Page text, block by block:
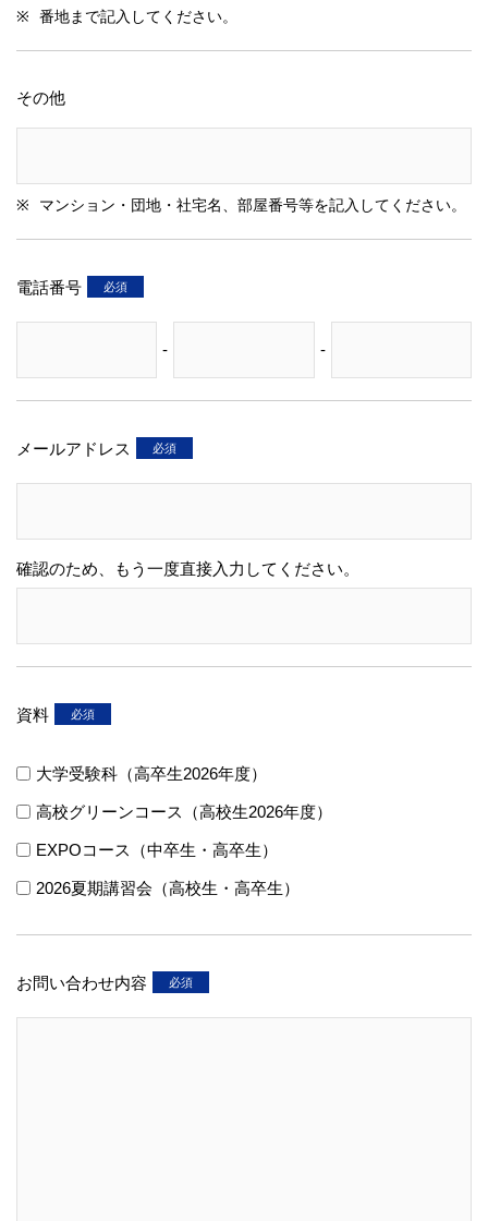
番地まで記入してください。
その他
マンション・団地・社宅名、部屋番号等を記入してください。
電話番号
- -
メールアドレス
確認のため、もう一度直接入力してください。
資料
大学受験科（高卒生2026年度）
高校グリーンコース（高校生2026年度）
EXPOコース（中卒生・高卒生）
2026夏期講習会（高校生・高卒生）
お問い合わせ内容